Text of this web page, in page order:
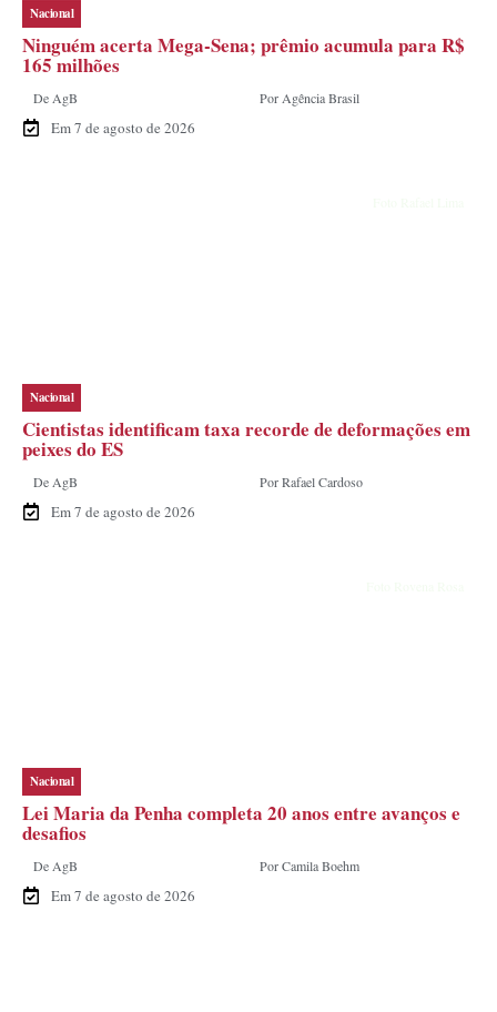
Nacional
Ninguém acerta Mega-Sena; prêmio acumula para R$
165 milhões
De AgB Por Agência Brasil
Em 7 de agosto de 2026
Nacional
Cientistas identificam taxa recorde de deformações em
peixes do ES
De AgB Por Rafael Cardoso
Em 7 de agosto de 2026
Nacional
Lei Maria da Penha completa 20 anos entre avanços e
desafios
De AgB Por Camila Boehm
Em 7 de agosto de 2026